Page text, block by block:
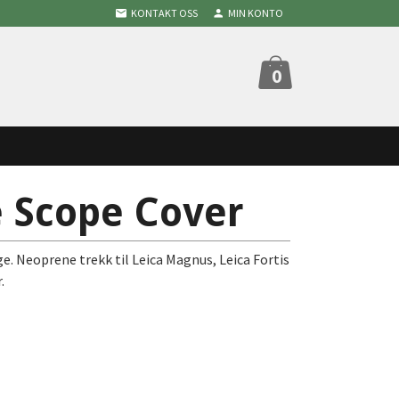
KONTAKT OSS MIN KONTO
0
Cover
Neoprene trekk til Leica Magnus, Leica Fortis